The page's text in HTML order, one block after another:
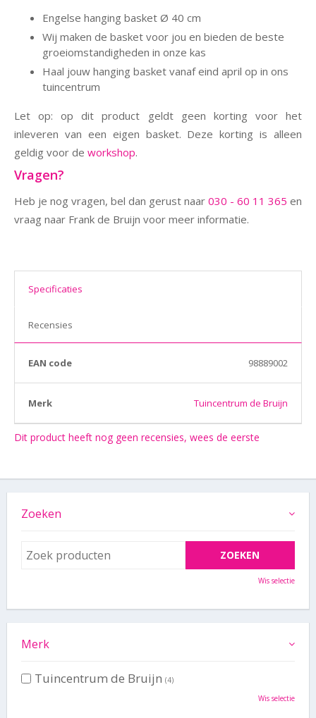
Engelse hanging basket Ø 40 cm
Wij maken de basket voor jou en bieden de beste
groeiomstandigheden in onze kas
Haal jouw hanging basket vanaf eind april op in ons
tuincentrum
Let op: op dit product geldt geen korting voor het
inleveren van een eigen basket. Deze korting is alleen
geldig voor de workshop.
Vragen?
Heb je nog vragen, bel dan gerust naar 030 - 60 11 365 en
vraag naar Frank de Bruijn voor meer informatie.
Specificaties
Recensies
EAN code 98889002
Merk Tuincentrum de Bruijn
Dit product heeft nog geen recensies, wees de eerste
Zoeken
Wis selectie
Merk
Tuincentrum de Bruijn (4)
Wis selectie